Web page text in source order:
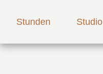
Stunden Studio